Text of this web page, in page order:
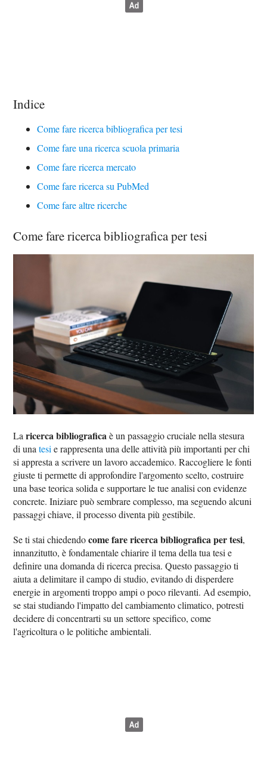
Indice
Come fare ricerca bibliografica per tesi
Come fare una ricerca scuola primaria
Come fare ricerca mercato
Come fare ricerca su PubMed
Come fare altre ricerche
Come fare ricerca bibliografica per tesi
Laricerca bibliograficaè un passaggio cruciale nella stesura
di unatesie rappresenta una delle attività più importanti per chi
si appresta a scrivere un lavoro accademico. Raccogliere le fonti
giuste ti permette di approfondire l'argomento scelto, costruire
una base teorica solida e supportare le tue analisi con evidenze
concrete. Iniziare può sembrare complesso, ma seguendo alcuni
passaggi chiave, il processo diventa più gestibile.
Se ti stai chiedendocome fare ricerca bibliografica per tesi,
innanzitutto, è fondamentale chiarire il tema della tua tesi e
definire una domanda di ricerca precisa. Questo passaggio ti
aiuta a delimitare il campo di studio, evitando di disperdere
energie in argomenti troppo ampi o poco rilevanti. Ad esempio,
se stai studiando l'impatto del cambiamento climatico, potresti
decidere di concentrarti su un settore specifico, come
l'agricoltura o le politiche ambientali.